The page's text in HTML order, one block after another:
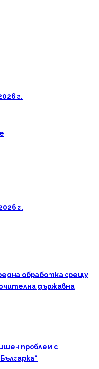
г.
г.
обработка срещу
държавна
проблем с